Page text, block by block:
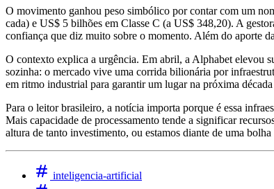
O movimento ganhou peso simbólico por contar com um
cada) e US$ 5 bilhões em Classe C (a US$ 348,20). A
confiança que diz muito sobre o momento. Além do aporte
O contexto explica a urgência. Em abril, a Alphabet elevou
sozinha: o mercado vive uma corrida bilionária por
em ritmo industrial para garantir um lugar na próxima
Para o leitor brasileiro, a notícia importa porque é essa
Mais capacidade de processamento tende a significar
altura de tanto investimento, ou estamos diante de uma
inteligencia-artificial